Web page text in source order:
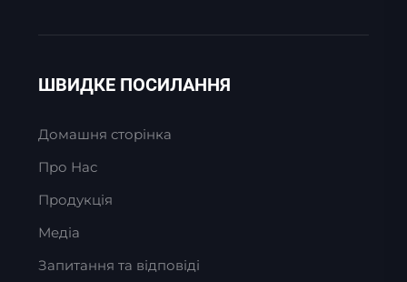
ШВИДКЕ ПОСИЛАННЯ
Домашня сторінка
Про Нас
Продукція
Медіа
Запитання та відповіді